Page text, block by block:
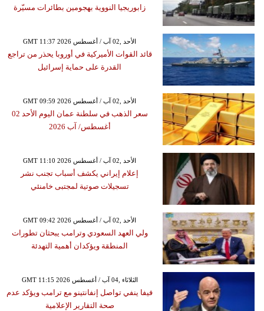
زابوريجيا النووية بهجومين بطائرات مسيّرة
GMT 11:37 2026 الأحد ,02 آب / أغسطس
قائد القوات الأميركية في أوروبا يحذر من تراجع
القدرة على حماية إسرائيل
GMT 09:59 2026 الأحد ,02 آب / أغسطس
سعر الذهب في سلطنة عمان اليوم الأحد 02
أغسطس/ آب 2026
GMT 11:10 2026 الأحد ,02 آب / أغسطس
إعلام إيراني يكشف أسباب تجنب نشر
تسجيلات صوتية لمجتبى خامنئي
GMT 09:42 2026 الأحد ,02 آب / أغسطس
ولي العهد السعودي وترامب يبحثان تطورات
المنطقة ويؤكدان أهمية التهدئة
GMT 11:15 2026 الثلاثاء ,04 آب / أغسطس
فيفا ينفي تواصل إنفانتينو مع ترامب ويؤكد عدم
صحة التقارير الإعلامية